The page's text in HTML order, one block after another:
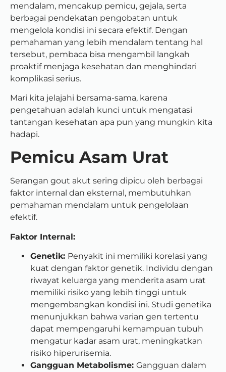
mendalam, mencakup pemicu, gejala, serta
berbagai pendekatan pengobatan untuk
mengelola kondisi ini secara efektif. Dengan
pemahaman yang lebih mendalam tentang hal
tersebut, pembaca bisa mengambil langkah
proaktif menjaga kesehatan dan menghindari
komplikasi serius.
Mari kita jelajahi bersama-sama, karena
pengetahuan adalah kunci untuk mengatasi
tantangan kesehatan apa pun yang mungkin kita
hadapi.
Pemicu Asam Urat
Serangan gout akut sering dipicu oleh berbagai
faktor internal dan eksternal, membutuhkan
pemahaman mendalam untuk pengelolaan
efektif.
Faktor Internal:
Genetik: Penyakit ini memiliki korelasi yang
kuat dengan faktor genetik. Individu dengan
riwayat keluarga yang menderita asam urat
memiliki risiko yang lebih tinggi untuk
mengembangkan kondisi ini. Studi genetika
menunjukkan bahwa varian gen tertentu
dapat mempengaruhi kemampuan tubuh
mengatur kadar asam urat, meningkatkan
risiko hiperurisemia.
Gangguan Metabolisme: Gangguan dalam